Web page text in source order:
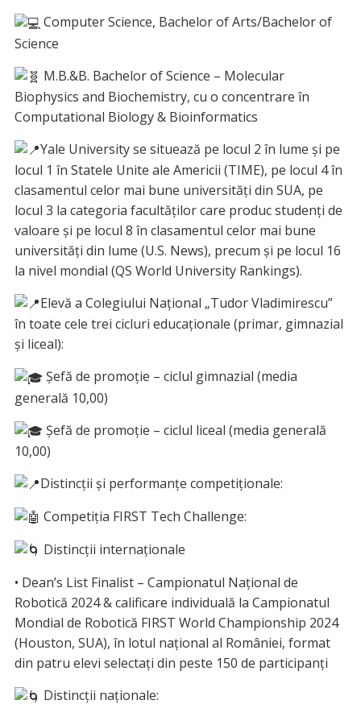
Computer Science, Bachelor of Arts/Bachelor of
Science
M.B.&B. Bachelor of Science – Molecular
Biophysics and Biochemistry, cu o concentrare în
Computational Biology & Bioinformatics
Yale University se situează pe locul 2 în lume și pe
locul 1 în Statele Unite ale Americii (TIME), pe locul 4 în
clasamentul celor mai bune universități din SUA, pe
locul 3 la categoria facultăților care produc studenți de
valoare și pe locul 8 în clasamentul celor mai bune
universități din lume (U.S. News), precum și pe locul 16
la nivel mondial (QS World University Rankings).
Elevă a Colegiului Național „Tudor Vladimirescu”
în toate cele trei cicluri educaționale (primar, gimnazial
și liceal):
Șefă de promoție – ciclul gimnazial (media
generală 10,00)
Șefă de promoție – ciclul liceal (media generală
10,00)
Distincții și performanțe competiționale:
Competiția FIRST Tech Challenge:
Distincții internaționale
• Dean’s List Finalist – Campionatul Național de
Robotică 2024 & calificare individuală la Campionatul
Mondial de Robotică FIRST World Championship 2024
(Houston, SUA), în lotul național al României, format
din patru elevi selectați din peste 150 de participanți
Distincții naționale: